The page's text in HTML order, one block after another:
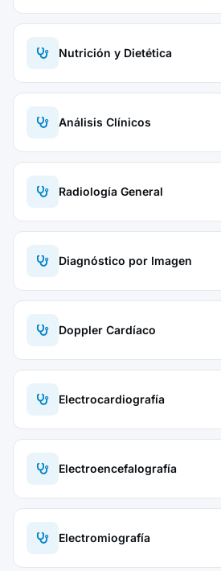
Nutrición y Dietética
Análisis Clínicos
Radiología General
Diagnóstico por Imagen
Doppler Cardíaco
Electrocardiografía
Electroencefalografía
Electromiografía